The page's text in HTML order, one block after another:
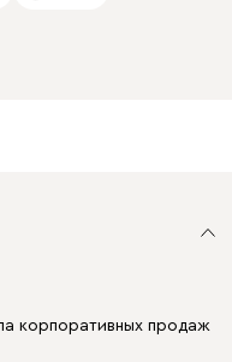
корпоративных продаж